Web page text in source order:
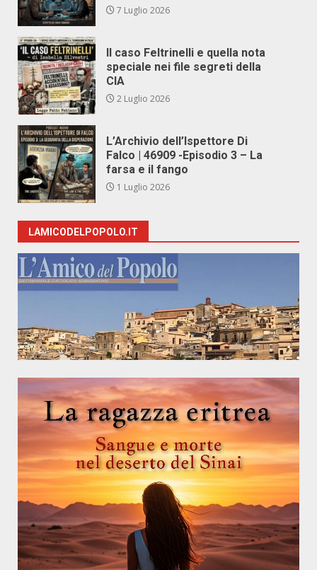
7 Luglio 2026
Il caso Feltrinelli e quella nota
speciale nei file segreti della
CIA
2 Luglio 2026
L’Archivio dell’Ispettore Di
Falco | 46909 -Episodio 3 – La
farsa e il fango
1 Luglio 2026
LAMICODELPOPOLO.IT